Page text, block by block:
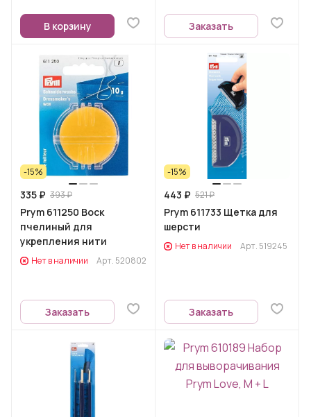
В корзину Заказать
-15%
335 ₽ 393 ₽
Prym 611250 Воск
пчелиный для
укрепления нити
Нет в наличии Арт. 520802
Заказать
-15%
443 ₽ 521 ₽
Prym 611733 Щетка для
шерсти
Нет в наличии Арт. 519245
Заказать